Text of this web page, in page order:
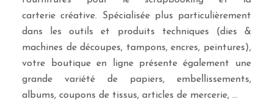
carterie créative. Spécialisée plus particulièrement
dans les outils et produits techniques (dies &
machines de découpes, tampons, encres, peintures),
votre boutique en ligne présente également une
grande variété de papiers, embellissements,
albums, coupons de tissus, articles de mercerie, …